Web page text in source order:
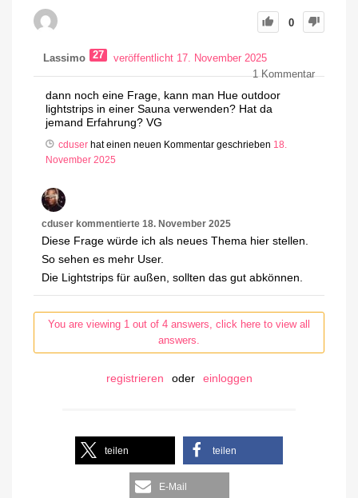
0
Lassimo 27
veröffentlicht 17. November 2025
1Kommentar
dann noch eine Frage, kann man Hue outdoor
lightstrips in einer Sauna verwenden? Hat da
jemand Erfahrung? VG
cduser hat einen neuen Kommentar geschrieben 18.
November 2025
cduser kommentierte 18. November 2025
Diese Frage würde ich als neues Thema hier stellen.
So sehen es mehr User.
Die Lightstrips für außen, sollten das gut abkönnen.
You are viewing 1 out of 4 answers, click here to view all
answers.
registrieren oder einloggen
teilen teilen
E-Mail